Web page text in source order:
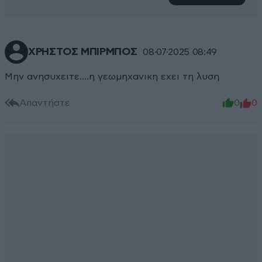
ΧΡΗΣΤΟΣ ΜΠΙΡΜΠΟΣ 08·07·2025 08:49
Μην ανησυχειτε....η γεωμηχανικη εχει τη λυση
Απαντήστε 0 0